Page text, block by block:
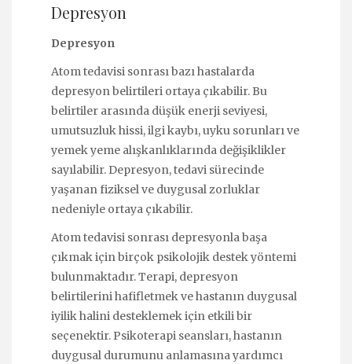
Depresyon
Depresyon
Atom tedavisi sonrası bazı hastalarda
depresyon belirtileri ortaya çıkabilir. Bu
belirtiler arasında düşük enerji seviyesi,
umutsuzluk hissi, ilgi kaybı, uyku sorunları ve
yemek yeme alışkanlıklarında değişiklikler
sayılabilir. Depresyon, tedavi sürecinde
yaşanan fiziksel ve duygusal zorluklar
nedeniyle ortaya çıkabilir.
Atom tedavisi sonrası depresyonla başa
çıkmak için birçok psikolojik destek yöntemi
bulunmaktadır. Terapi, depresyon
belirtilerini hafifletmek ve hastanın duygusal
iyilik halini desteklemek için etkili bir
seçenektir. Psikoterapi seansları, hastanın
duygusal durumunu anlamasına yardımcı